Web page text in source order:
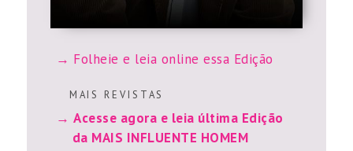
Folheie e leia online essa Edição
M A I S R E V I S T A S
Acesse agora e leia última Edição
da MAIS INFLUENTE HOMEM